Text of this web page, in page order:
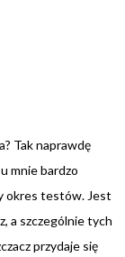
Tak naprawdę
mnie bardzo
okres testów. Jest
a szczególnie tych
przydaje się